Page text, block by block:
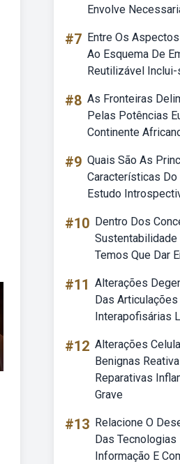
Envolve
#7 Entre Os
Ao Esquema De
Reutilizável
#8 As Fronteiras
Pelas Potências
Continente
#9 Quais São As
Características
Estudo
#10 Dentro Dos
Sustentabilidade
Temos Que Dar
#11 Alterações
Das Articulações
Interapofisárias
#12 Alterações
Benignas
Reparativas
Grave
#13 Relacione O
Das Tecnologias
Informação E